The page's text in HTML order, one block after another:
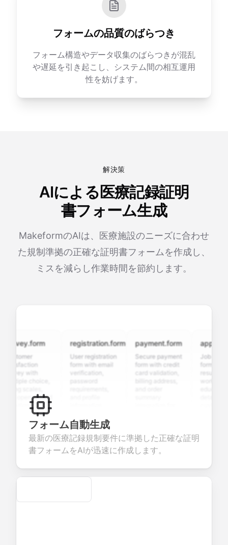
フォームの品質のばらつき
フォーム構造やデータ収集のばらつきが混乱
や遅延を引き起こし、システム間の相互運用
性を妨げます。
解決策
AIによる医療記録証明
書フォーム生成
MakeformのAIは、医療施設のニーズに合わせ
た規制準拠の正確な証明書フォームを作成し、
ミスを減らし作業時間を節約します。
with
open-ended
valuable
about
products or
registration.form
User registration
form with email
verification,
seamless
account
creation.
payment.form
Secure payment
form with credit
card validation,
Job
form with
resume
candidate
フォーム自動生成
最新の医療記録規制要件に準拠した正確な証明
書フォームをAIが迅速に作成します。
Secure